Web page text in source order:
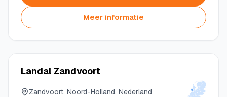
Meer informatie
Landal Zandvoort
Zandvoort, Noord-Holland, Nederland